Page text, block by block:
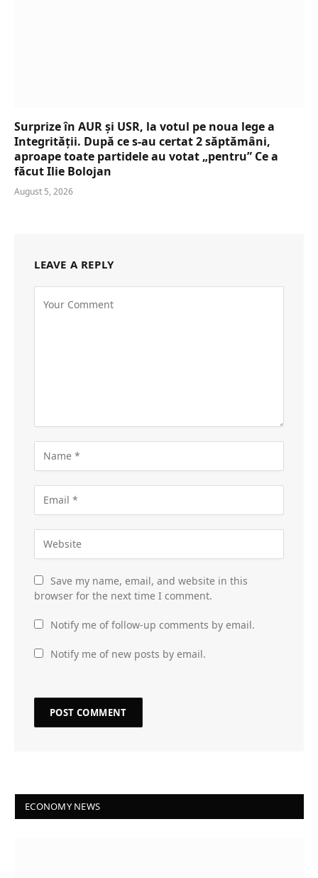
Surprize în AUR și USR, la votul pe noua lege a
Integrității. După ce s-au certat 2 săptămâni,
aproape toate partidele au votat „pentru” Ce a
făcut Ilie Bolojan
August 5, 2026
LEAVE A REPLY
Save my name, email, and website in this
browser for the next time I comment.
Notify me of follow-up comments by email.
Notify me of new posts by email.
ECONOMY NEWS